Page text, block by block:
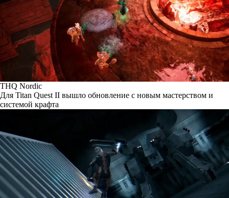
THQ Nordic
Для Titan Quest II вышло обновление с новым мастерством и
системой крафта